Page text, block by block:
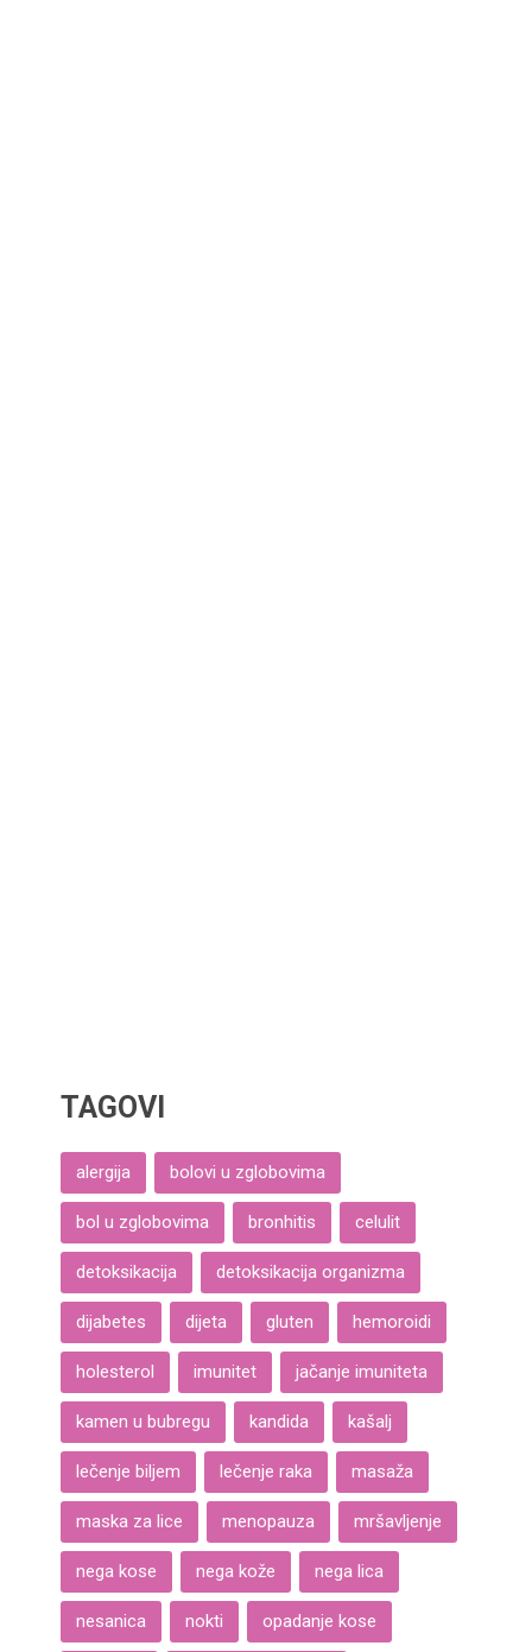
TAGOVI
alergija bolovi u zglobovima
bol u zglobovima bronhitis celulit
detoksikacija detoksikacija organizma
dijabetes dijeta gluten hemoroidi
holesterol imunitet jačanje imuniteta
kamen u bubregu kandida kašalj
lečenje biljem lečenje raka masaža
maska za lice menopauza mršavljenje
nega kose nega kože nega lica
nesanica nokti opadanje kose